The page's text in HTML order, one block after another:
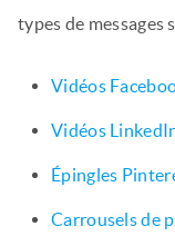
types de messages
Vidéos
Vidéos
Épingles
Carrousels de